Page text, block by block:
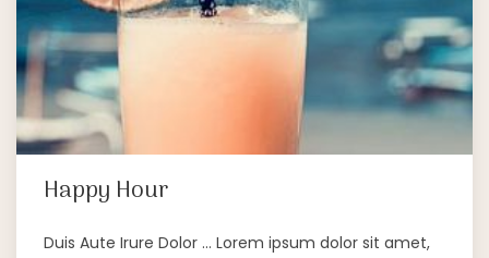
Happy Hour
Duis Aute Irure Dolor … Lorem ipsum dolor sit amet,